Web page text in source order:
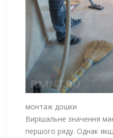
монтаж дошки
Вирішальне значення
першого ряду. Однак